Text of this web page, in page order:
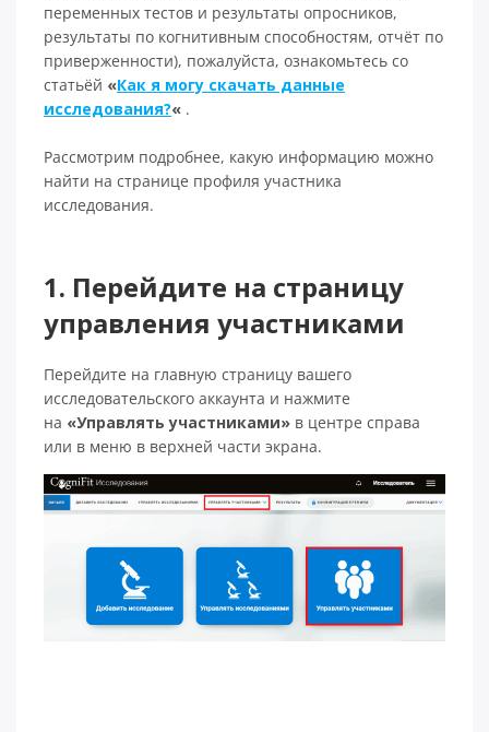
переменных тестов и результаты опросников,
результаты по когнитивным способностям, отчёт по
приверженности), пожалуйста, ознакомьтесь со
статьёй «Как я могу скачать данные
исследования?« .
Рассмотрим подробнее, какую информацию можно
найти на странице профиля участника
исследования.
1. Перейдите на страницу
управления участниками
Перейдите на главную страницу вашего
исследовательского аккаунта и нажмите
на «Управлять участниками» в центре справа
или в меню в верхней части экрана.